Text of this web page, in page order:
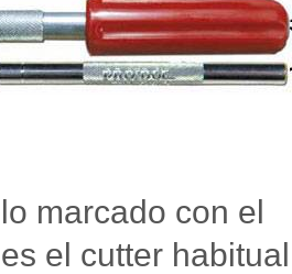
marcado con el
el cutter habitual